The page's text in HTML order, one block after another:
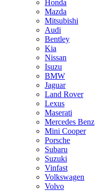
Honda
Mazda
Mitsubishi
Audi
Bentley
Kia
Nissan
Isuzu
BMW
Jaguar
Land Rover
Lexus
Maserati
Mercedes Benz
Mini Cooper
Porsche
Subaru
Suzuki
Vinfast
Volkswagen
Volvo